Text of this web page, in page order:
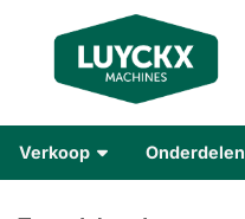
Verkoop Onderdelen